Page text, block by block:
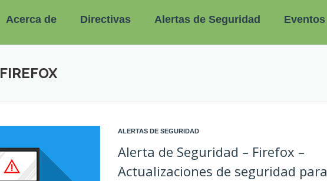
Acerca de Directivas Alertas de Seguridad Eventos
FIREFOX
ALERTAS DE SEGURIDAD
Alerta de Seguridad – Firefox –
Actualizaciones de seguridad